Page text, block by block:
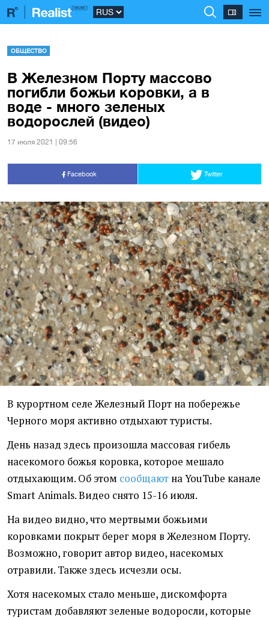
ОБЩЕСТВО
В Железном Порту массово
погибли божьи коровки, а в
воде - много зеленых
водорослей (видео)
17 июля 2021 | 09:56
Facebook Twitter
В курортном селе Железный Порт на побережье
Черного моря активно отдыхают туристы.
День назад здесь произошла массовая гибель
насекомого божья коровка, которое мешало
отдыхающим. Об этом сообщают на YouTube канале
Smart Animals. Видео снято 15-16 июля.
На видео видно, что мертвыми божьими
коровками покрыт берег моря в Железном Порту.
Возможно, говорит автор видео, насекомых
отравили. Также здесь исчезли осы.
Хотя насекомых стало меньше, дискомфорта
туристам добавляют зеленые водоросли, которые